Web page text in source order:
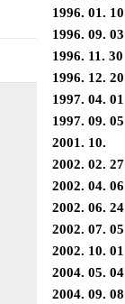
1996. 01. 10
1996. 09. 03
1996. 11. 30
1996. 12. 20
1997. 04. 01
1997. 09. 05
2001. 10.
2002. 02. 27
2002. 04. 06
2002. 06. 24
2002. 07. 05
2002. 10. 01
2004. 05. 04
2004. 09. 08